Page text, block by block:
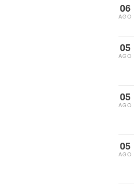
06
AGO
05
AGO
05
AGO
05
AGO